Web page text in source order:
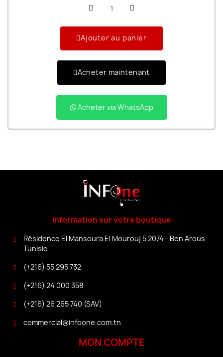
Ajouter au panier
Acheter maintenant
Acheter via WhatsApp
Information sur votre boutique
Résidence El Mansoura El Mourouj 5 2074 - Ben Arous
Tunisie
(+216) 55 295 732
(+216) 24 000 358
(+216) 26 265 740 (SAV)
commercial@infoone.com.tn
MON COMPTE